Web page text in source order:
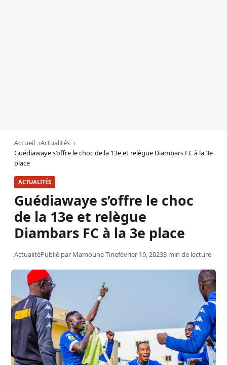
Accueil
Actualités
Guédiawaye s’offre le choc de la 13e et relègue Diambars FC à la 3e
place
ACTUALITÉS
Guédiawaye s’offre le choc
de la 13e et relègue
Diambars FC à la 3e place
ActualitéPublié par Mamoune Tinefévrier 19, 20233 min de lecture